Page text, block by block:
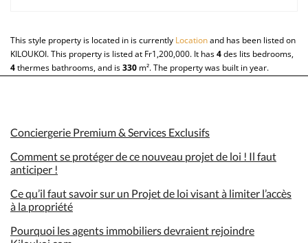
This style property is located in is currently Locationand has been listed on
KILOUKOI. This property is listed at Fr1,200,000. It has4des lits bedrooms,
4thermes bathrooms, and is330 m². The property was built in year.
Conciergerie Premium & Services Exclusifs
Comment se protéger de ce nouveau projet de loi ! Il faut
anticiper !
Ce qu’il faut savoir sur un Projet de loi visant à limiter l’accès
à la propriété
Pourquoi les agents immobiliers devraient rejoindre